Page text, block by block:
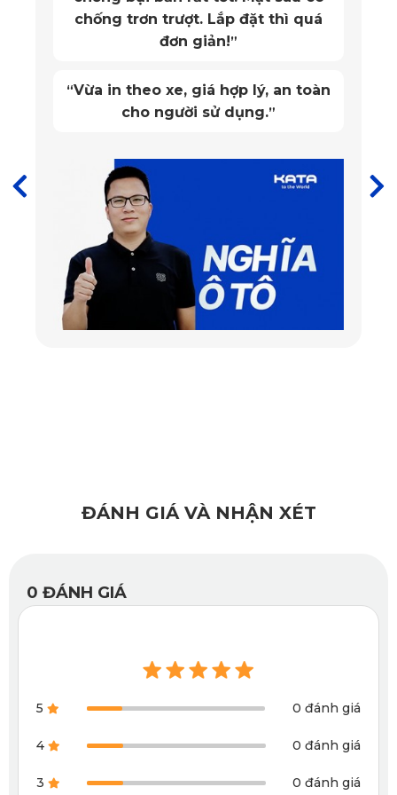
Thảm lót sàn ô tô Lexus LM 350 2021 - 2025 ghế lái
=>>> Xem thêm: Thảm lót sàn xe Lexus LS 500h
Bền bỉ, luôn an toàn, đáng tin cậy
Bền bỉ
Thảm lót sàn ô tô PVC cho Lexus LM 350 2021 - 2025 còn
chống trơn trượt. Lắp đặt thì quá
đơn giản!”
“Vừa in theo xe, giá hợp lý, an toàn
cho người sử dụng.”
ĐÁNH GIÁ VÀ NHẬN XÉT
0 ĐÁNH GIÁ
5 0 đánh giá
4 0 đánh giá
3 0 đánh giá